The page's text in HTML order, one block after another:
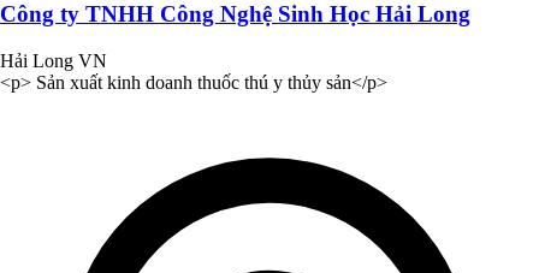
Công ty TNHH Công Nghệ Sinh Học Hải Long
Hải Long VN
<p> Sản xuất kinh doanh thuốc thú y thủy sản</p>